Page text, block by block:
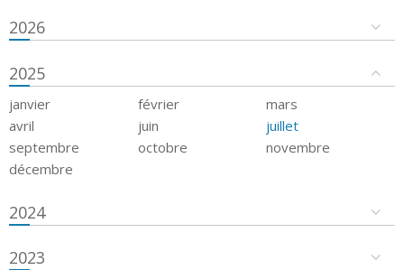
2026
2025
janvier février
mars
avril
juin
juillet
septembre
octobre
novembre
décembre
2024
2023